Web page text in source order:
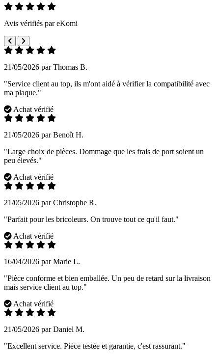
Avis vérifiés par eKomi
21/05/2026 par Thomas B.
"Service client au top, ils m'ont aidé à vérifier la compatibilité avec
ma plaque."
Achat vérifié
21/05/2026 par Benoît H.
"Large choix de pièces. Dommage que les frais de port soient un
peu élevés."
Achat vérifié
21/05/2026 par Christophe R.
"Parfait pour les bricoleurs. On trouve tout ce qu'il faut."
Achat vérifié
16/04/2026 par Marie L.
"Pièce conforme et bien emballée. Un peu de retard sur la livraison
mais service client au top."
Achat vérifié
21/05/2026 par Daniel M.
"Excellent service. Pièce testée et garantie, c'est rassurant."